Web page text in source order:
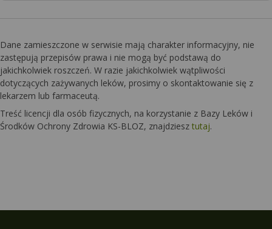
Dane zamieszczone w serwisie mają charakter informacyjny, nie
zastępują przepisów prawa i nie mogą być podstawą do
jakichkolwiek roszczeń. W razie jakichkolwiek wątpliwości
dotyczących zażywanych leków, prosimy o skontaktowanie się z
lekarzem lub farmaceutą.
Treść licencji dla osób fizycznych, na korzystanie z Bazy Leków i
Środków Ochrony Zdrowia KS-BLOZ, znajdziesz tutaj.